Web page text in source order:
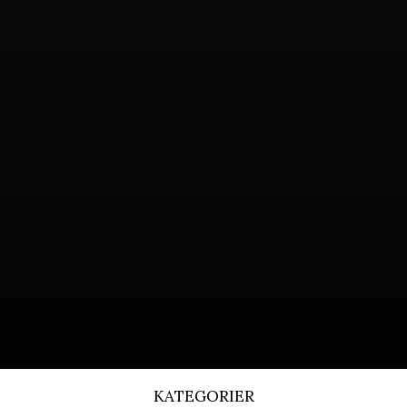
KATEGORIER